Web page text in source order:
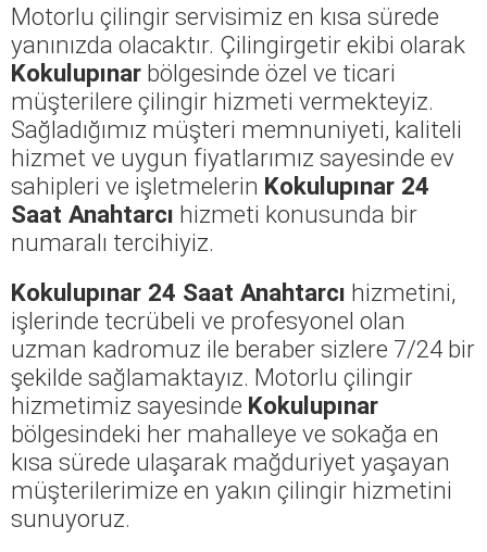
Motorlu çilingir servisimiz en kısa sürede
yanınızda olacaktır. Çilingirgetir ekibi olarak
Kokulupınar bölgesinde özel ve ticari
müşterilere çilingir hizmeti vermekteyiz.
Sağladığımız müşteri memnuniyeti, kaliteli
hizmet ve uygun fiyatlarımız sayesinde ev
sahipleri ve işletmelerin Kokulupınar 24
Saat Anahtarcı hizmeti konusunda bir
numaralı tercihiyiz.
Kokulupınar 24 Saat Anahtarcı hizmetini,
işlerinde tecrübeli ve profesyonel olan
uzman kadromuz ile beraber sizlere 7/24 bir
şekilde sağlamaktayız. Motorlu çilingir
hizmetimiz sayesinde Kokulupınar
bölgesindeki her mahalleye ve sokağa en
kısa sürede ulaşarak mağduriyet yaşayan
müşterilerimize en yakın çilingir hizmetini
sunuyoruz.